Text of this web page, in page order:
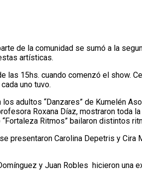
de la comunidad se sumó a la
artísticas.
las 15hs. cuando comenzó el show.
uno tuvo.
adultos “Danzares” de Kumelén
Roxana Díaz, mostraron toda
Ritmos” bailaron distintos
presentaron Carolina Depetris y
y Juan Robles hicieron